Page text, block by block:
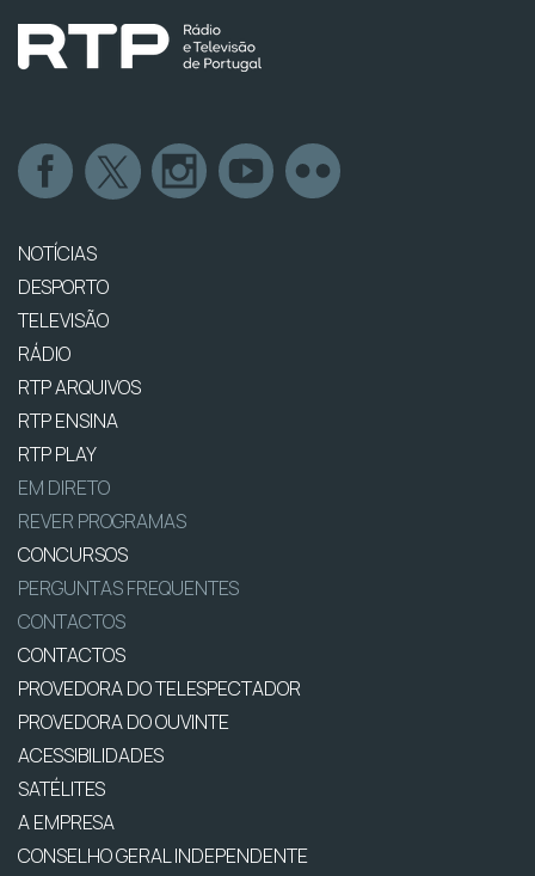
NOTÍCIAS
DESPORTO
TELEVISÃO
RÁDIO
RTP ARQUIVOS
RTP ENSINA
RTP PLAY
EM DIRETO
REVER PROGRAMAS
CONCURSOS
PERGUNTAS FREQUENTES
CONTACTOS
CONTACTOS
PROVEDORA DO TELESPECTADOR
PROVEDORA DO OUVINTE
ACESSIBILIDADES
SATÉLITES
A EMPRESA
CONSELHO GERAL INDEPENDENTE